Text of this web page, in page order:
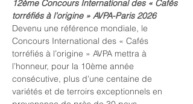
12ème Concours International des « Cafés
torréfiés à l’origine » AVPA-Paris 2026
Devenu une référence mondiale, le
Concours International des « Cafés
torréfiés à l’origine » AVPA mettra à
l’honneur, pour la 10ème année
consécutive, plus d’une centaine de
variétés et de terroirs exceptionnels en